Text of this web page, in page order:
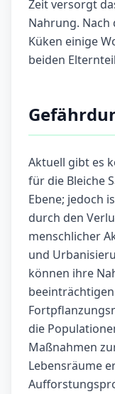
Zeit versorgt
Nahrung. Nach
Küken einige
beiden
Aktuell gibt es
für die Bleiche
Ebene; jedoch
durch den
menschlicher
und
können ihre
die
Maßnahmen
Lebensräume